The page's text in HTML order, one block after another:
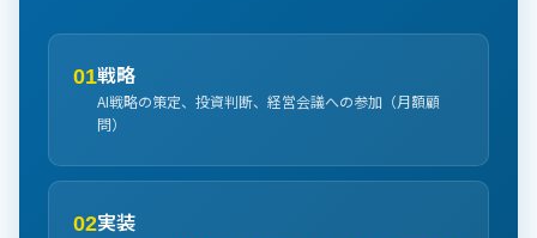
01戦略
AI戦略の策定、投資判断、経営会議への参加（月額顧
問）
02実装